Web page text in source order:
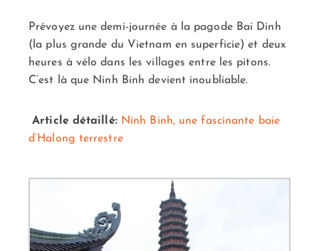
Prévoyez une demi-journée à la pagode Bai Dinh
(la plus grande du Vietnam en superficie) et deux
heures à vélo dans les villages entre les pitons.
C’est là que Ninh Binh devient inoubliable.
Article détaillé: Ninh Binh, une fascinante baie
d’Halong terrestre